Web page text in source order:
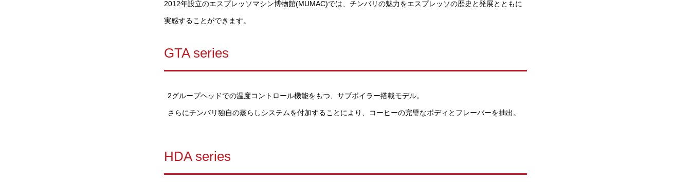
2012年設立のエスプレッソマシン博物館(MUMAC)では、チンバリの魅力をエスプレッソの歴史と発展とともに
実感することができます。
GTA series
2グループヘッドでの温度コントロール機能をもつ、サブボイラー搭載モデル。
さらにチンバリ独自の蒸らしシステムを付加することにより、コーヒーの完璧なボディとフレーバーを抽出。
HDA series